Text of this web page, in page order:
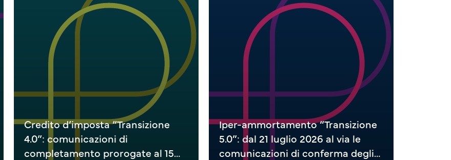
Credito d’imposta “Transizione
4.0”: comunicazioni di
completamento prorogate al 15
Iper-ammortamento “Transizione
5.0”: dal 21 luglio 2026 al via le
comunicazioni di conferma degli